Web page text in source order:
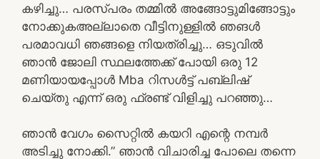
കഴിച്ചു… പരസ്പരം തമ്മിൽ അങ്ങോട്ടുമിങ്ങോട്ടും
നോക്കുകഅല്ലാതെ വീട്ടിനുള്ളിൽ ഞങൾ
പരമാവധി ഞങ്ങളെ നിയത്രിച്ചു… ഒടുവിൽ
ഞാൻ ജോലി സ്ഥലത്തേക്ക് പോയി ഒരു 12
മണിയായപ്പോൾ Mba റിസൾട്ട് പബ്ലിഷ്
ചെയ്തു എന്ന് ഒരു ഫ്രണ്ട് വിളിച്ചു പറഞ്ഞു…
ഞാൻ വേഗം സൈറ്റിൽ കയറി എന്റെ നമ്പർ
അടിച്ചു നോക്കി.” ഞാൻ വിചാരിച്ച പോലെ തന്നെ